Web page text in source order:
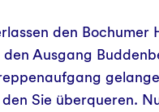
den Bochumer
Ausgang
Sie überqueren.